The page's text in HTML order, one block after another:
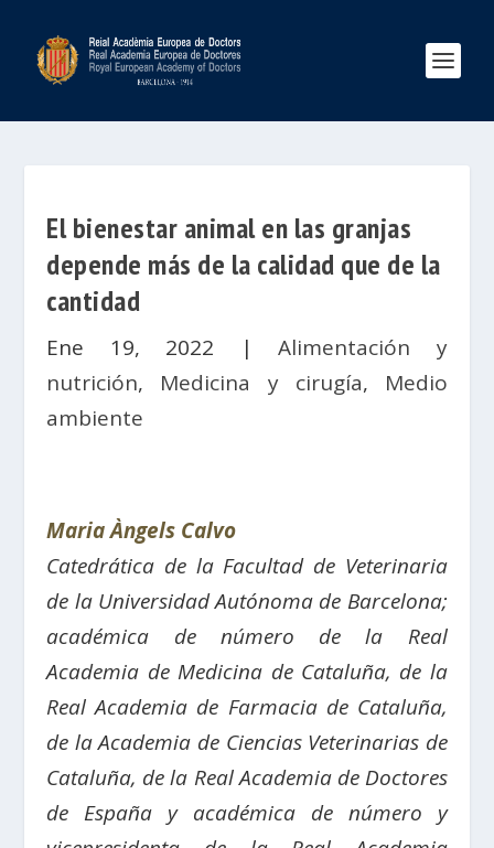
El bienestar animal en las granjas
depende más de la calidad que de la
cantidad
Ene 19, 2022 |Alimentación y
nutrición, Medicina y cirugía, Medio
ambiente
Maria Àngels Calvo
Catedrática de la Facultad de Veterinaria
de la Universidad Autónoma de Barcelona;
académica de número de la Real
Academia de Medicina de Cataluña, de la
Real Academia de Farmacia de Cataluña,
de la Academia de Ciencias Veterinarias de
Cataluña, de la Real Academia de Doctores
de España yacadémica de número y